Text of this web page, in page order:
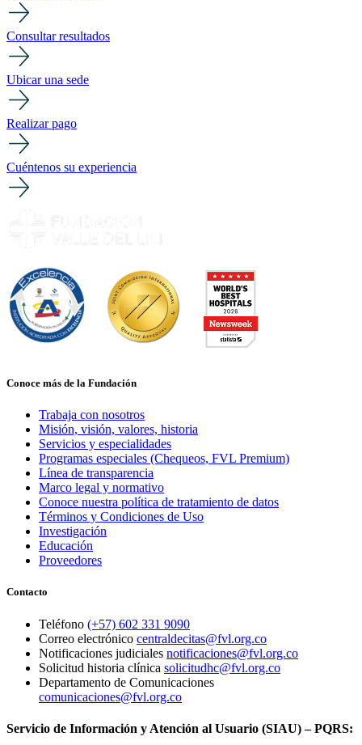
Consultar resultados
Ubicar una sede
Realizar pago
Cuéntenos su experiencia
Conoce más de la Fundación
Trabaja con nosotros
Misión, visión, valores, historia
Servicios y especialidades
Programas especiales (Chequeos, FVL Premium)
Línea de transparencia
Marco legal y normativo
Conoce nuestra política de tratamiento de datos
Términos y Condiciones de Uso
Investigación
Educación
Proveedores
Contacto
Teléfono (+57) 602 331 9090
Correo electrónico centraldecitas@fvl.org.co
Notificaciones judiciales notificaciones@fvl.org.co
Solicitud historia clínica solicitudhc@fvl.org.co
Departamento de Comunicaciones
comunicaciones@fvl.org.co
Servicio de Información y Atención al Usuario (SIAU) – PQRS: